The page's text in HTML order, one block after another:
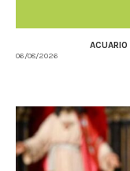
06/08/2026